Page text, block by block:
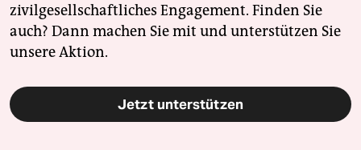
zivilgesellschaftliches Engagement. Finden Sie
auch? Dann machen Sie mit und unterstützen Sie
unsere Aktion.
Jetzt unterstützen